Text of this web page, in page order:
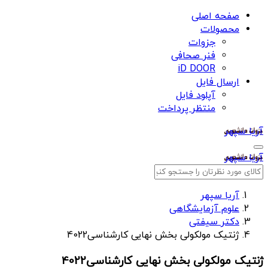
صفحه اصلی
محصولات
جزوات
فنر صحافی
iD DOOR
ارسال فایل
آپلود فایل
منتظر پرداخت
آریا سپهر
آریا سپهر
آریا سپهر
علوم آزمایشگاهی
دکتر سیفتی
ژنتیک مولکولی بخش نهایی کارشناسی4022
ژنتیک مولکولی بخش نهایی کارشناسی4022